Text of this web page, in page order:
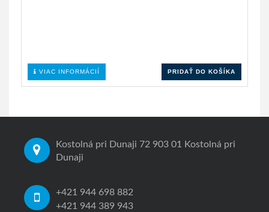
VIAC INFORMÁCIÍ PRIDAŤ DO KOŠÍKA
Kostolná pri Dunaji 72 903 01 Kostolná pri
Dunaji
+421 944 698 882
+421 944 389 943